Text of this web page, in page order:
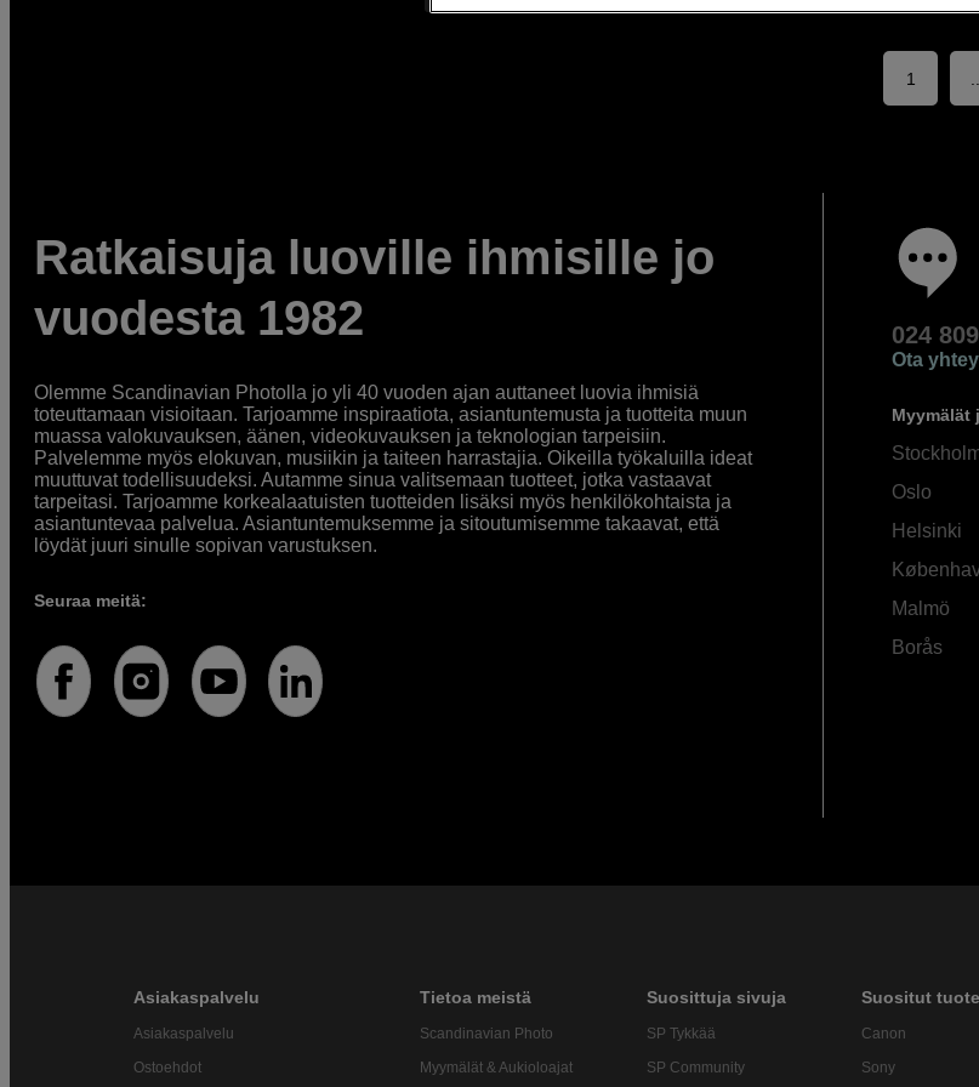
1
Ratkaisuja luoville ihmisille jo
vuodesta 1982
Olemme Scandinavian Photolla jo yli 40 vuoden ajan auttaneet luovia ihmisiä
toteuttamaan visioitaan. Tarjoamme inspiraatiota, asiantuntemusta ja tuotteita muun
muassa valokuvauksen, äänen, videokuvauksen ja teknologian tarpeisiin.
Palvelemme myös elokuvan, musiikin ja taiteen harrastajia. Oikeilla työkaluilla ideat
muuttuvat todellisuudeksi. Autamme sinua valitsemaan tuotteet, jotka vastaavat
tarpeitasi. Tarjoamme korkealaatuisten tuotteiden lisäksi myös henkilökohtaista ja
asiantuntevaa palvelua. Asiantuntemuksemme ja sitoutumisemme takaavat, että
löydät juuri sinulle sopivan varustuksen.
Seuraa meitä:
024
Ota
Myymälät
Oslo
Helsinki
Malmö
Borås
Asiakaspalvelu
Asiakaspalvelu
Ostoehdot
Tietoa meistä
Scandinavian Photo
Myymälät & Aukioloajat
Suosittuja sivuja
SP Tykkää
SP Community
Suositut
Canon
Sony